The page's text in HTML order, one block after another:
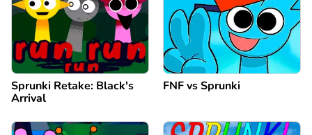
Sprunki Retake: Black's
Arrival
FNF vs Sprunki